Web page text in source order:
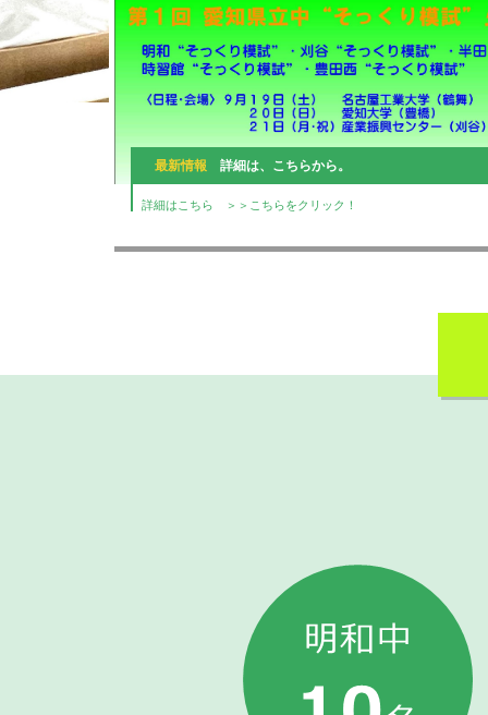
最新情報 詳細は、こちらから。
詳細はこちら ＞＞こちらをクリック！